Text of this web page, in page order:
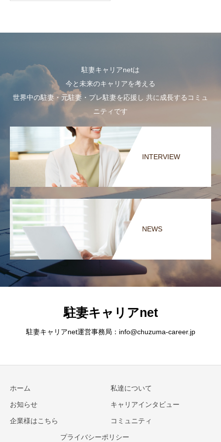
駐妻キャリアnetは
今と未来のキャリアを考える
世界中の駐妻・元駐妻・プレ駐妻を応援し 共に成長するコミュ
ニティです
INTERVIEW
NEWS
駐妻キャリアnet
駐妻キャリアnet運営事務局：info@chuzuma-career.jp
ホーム 私達について
お知らせ キャリアインタビュー
企業様はこちら コミュニティ
プライバシーポリシー